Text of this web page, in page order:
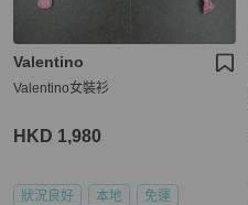
Valentino
Valentino女裝衫
HKD 1,980
狀況良好 本地 免運